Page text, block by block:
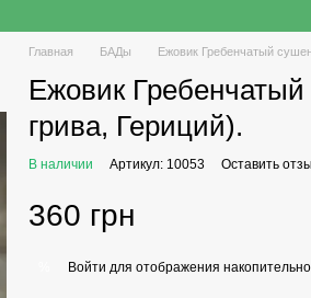
Главная БАДы Ежовик Гребенчатый
Ежовик
грива, Гериций).
В наличии Артикул: 10053 Оставить
360 грн
Войти для отображения